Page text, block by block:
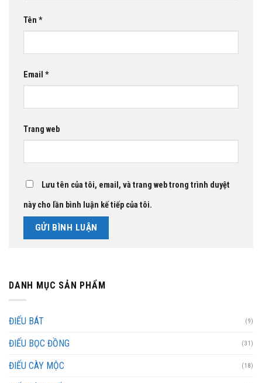
Tên *
Email *
Trang web
Lưu tên của tôi, email, và trang web trong trình duyệt
này cho lần bình luận kế tiếp của tôi.
DANH MỤC SẢN PHẨM
ĐIẾU BÁT (9)
ĐIẾU BỌC ĐỒNG (31)
ĐIẾU CÀY MỘC (18)